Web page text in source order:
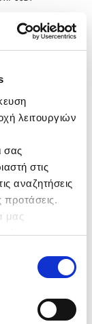
λειτουργιών
σας
στις
αναζητήσεις
προτάσεις.
μας
με την
σχετικά με
(0)
ΤΗΣ ΑΣΤΡΙΚΗΣ